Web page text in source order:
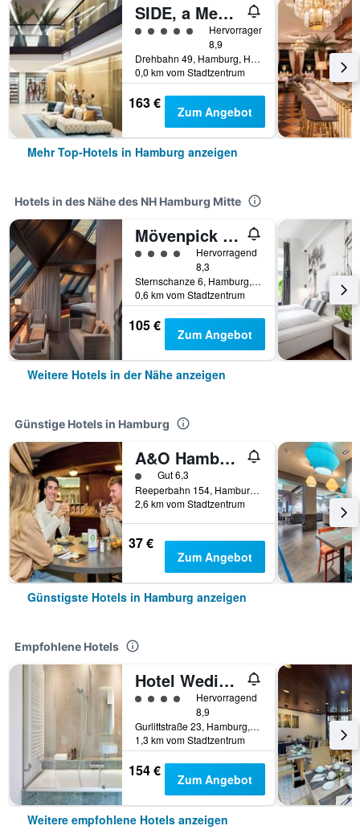
SIDE, a Member of Design Hotels
Bewertungskategorie 5
Hervorragend
8,9
Drehbahn 49, Hamburg, Hamburg, Deutschland
0,0 km vom Stadtzentrum
163 € Zum Angebot
Mehr Top-Hotels in Hamburg anzeigen
Hotels in des Nähe des NH Hamburg Mitte
Mövenpick Hotel Hamburg
Bewertungskategorie 4
Hervorragend
8,3
Sternschanze 6, Hamburg, Hamburg, Deutschland
0,6 km vom Stadtzentrum
105 € Zum Angebot
Weitere Hotels in der Nähe anzeigen
Günstige Hotels in Hamburg
A&O Hamburg Reeperbahn
Bewertungskategorie 1
Gut 6,3
Reeperbahn 154, Hamburg, Hamburg, Deutschland
2,6 km vom Stadtzentrum
37 €
Zum Angebot
Günstigste Hotels in Hamburg anzeigen
Empfohlene Hotels
Hotel Wedina an der Alster
Bewertungskategorie 4
Hervorragend
8,9
Gurlittstraße 23, Hamburg, Hamburg, Deutschland
1,3 km vom Stadtzentrum
154 € Zum Angebot
Weitere empfohlene Hotels anzeigen